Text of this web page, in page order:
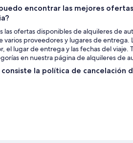
encontrar las mejores
las ofertas disponibles de alquileres de
varios proveedores y lugares de entrega.
el lugar de entrega y las fechas del viaje.
en nuestra página de alquileres de
consiste la política de cancelación